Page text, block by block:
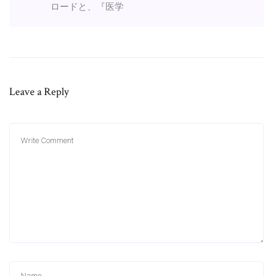
ロードと、『医学
Leave a Reply